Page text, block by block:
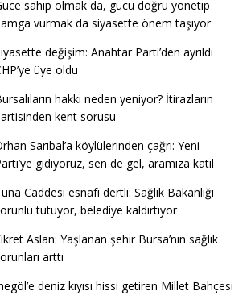
sahip olmak da, gücü doğru yönetip
vurmak da siyasette önem taşıyor
değişim: Anahtar Parti’den ayrıldı
üye oldu
hakkı neden yeniyor? İtirazların
kent sorusu
Sarıbal’a köylülerinden çağrı: Yeni
gidiyoruz, sen de gel, aramıza katıl
Caddesi esnafı dertli: Sağlık Bakanlığı
tutuyor, belediye kaldırtıyor
Aslan: Yaşlanan şehir Bursa’nın sağlık
arttı
deniz kıyısı hissi getiren Millet Bahçesi